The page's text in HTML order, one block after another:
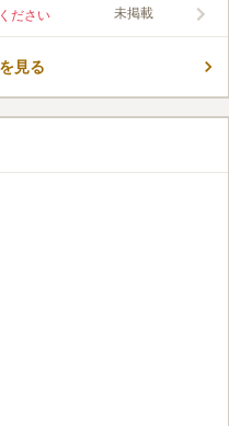
寄り駅の「矢川駅」から徒歩で
ニや喫茶店もあるので、買い物
地域の歴史に親しむこともできま
ん。
ださい 未掲載
見る